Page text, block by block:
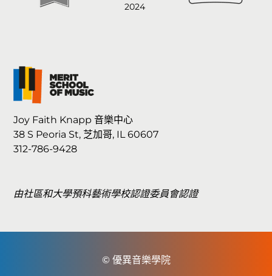
Joy Faith Knapp 音樂中心
38 S Peoria St, 芝加哥, IL 60607
312-786-9428
由社區和大學預科藝術學校認證委員會認證
© 優異音樂學院